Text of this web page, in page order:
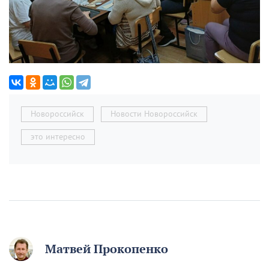
Новороссийск Новости Новороссийск
это интересно
Матвей Прокопенко